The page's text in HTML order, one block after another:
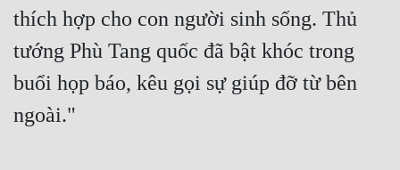
Ngôn Tình
Ngược
Nữ Cường
Nữ Phụ
thích hợp cho con người sinh sống. Thủ
tướng Phù Tang quốc đã bật khóc trong
buổi họp báo, kêu gọi sự giúp đỡ từ bên
ngoài."